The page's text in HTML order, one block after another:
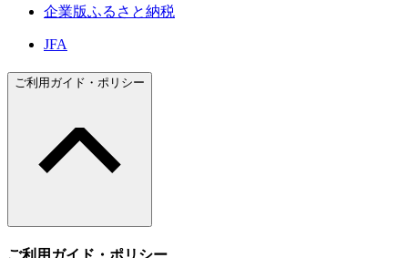
企業版ふるさと納税
JFA
ご利用ガイド・ポリシー